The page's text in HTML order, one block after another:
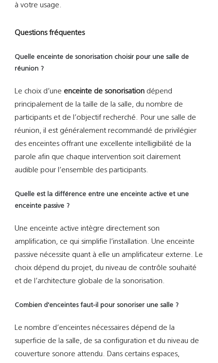
à votre usage.
Questions fréquentes
Quelle enceinte de sonorisation choisir pour une salle de
réunion ?
Le choix d’une enceinte de sonorisation dépend
principalement de la taille de la salle, du nombre de
participants et de l’objectif recherché. Pour une salle de
réunion, il est généralement recommandé de privilégier
des enceintes offrant une excellente intelligibilité de la
parole afin que chaque intervention soit clairement
audible pour l’ensemble des participants.
Quelle est la différence entre une enceinte active et une
enceinte passive ?
Une enceinte active intègre directement son
amplification, ce qui simplifie l’installation. Une enceinte
passive nécessite quant à elle un amplificateur externe. Le
choix dépend du projet, du niveau de contrôle souhaité
et de l’architecture globale de la sonorisation.
Combien d'enceintes faut-il pour sonoriser une salle ?
Le nombre d’enceintes nécessaires dépend de la
superficie de la salle, de sa configuration et du niveau de
couverture sonore attendu. Dans certains espaces,